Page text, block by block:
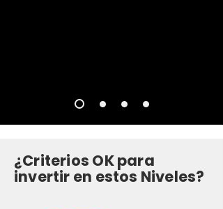
¿Criterios OK para
invertir en estos Niveles?